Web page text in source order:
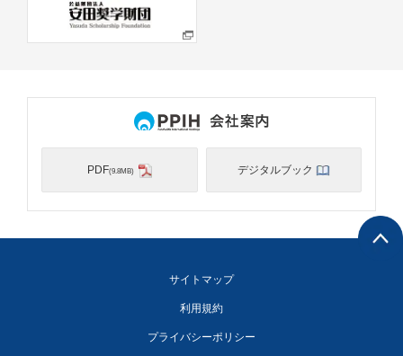
PDF(9.8MB) デジタルブック
サイトマップ
利用規約
プライバシーポリシー